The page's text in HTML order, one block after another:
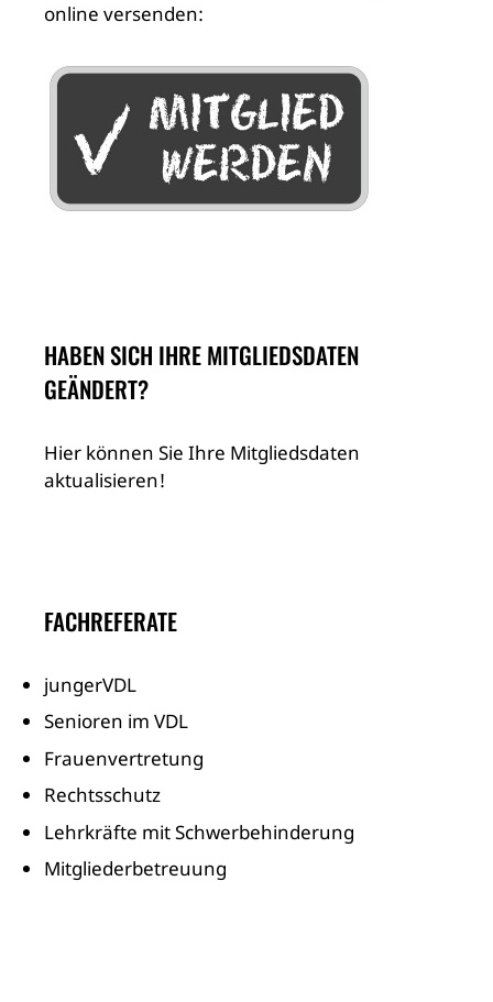
online versenden:
HABEN SICH IHRE MITGLIEDSDATEN
GEÄNDERT?
Hier können Sie Ihre Mitgliedsdaten
aktualisieren!
FACHREFERATE
jungerVDL
Senioren im VDL
Frauenvertretung
Rechtsschutz
Lehrkräfte mit Schwerbehinderung
Mitgliederbetreuung